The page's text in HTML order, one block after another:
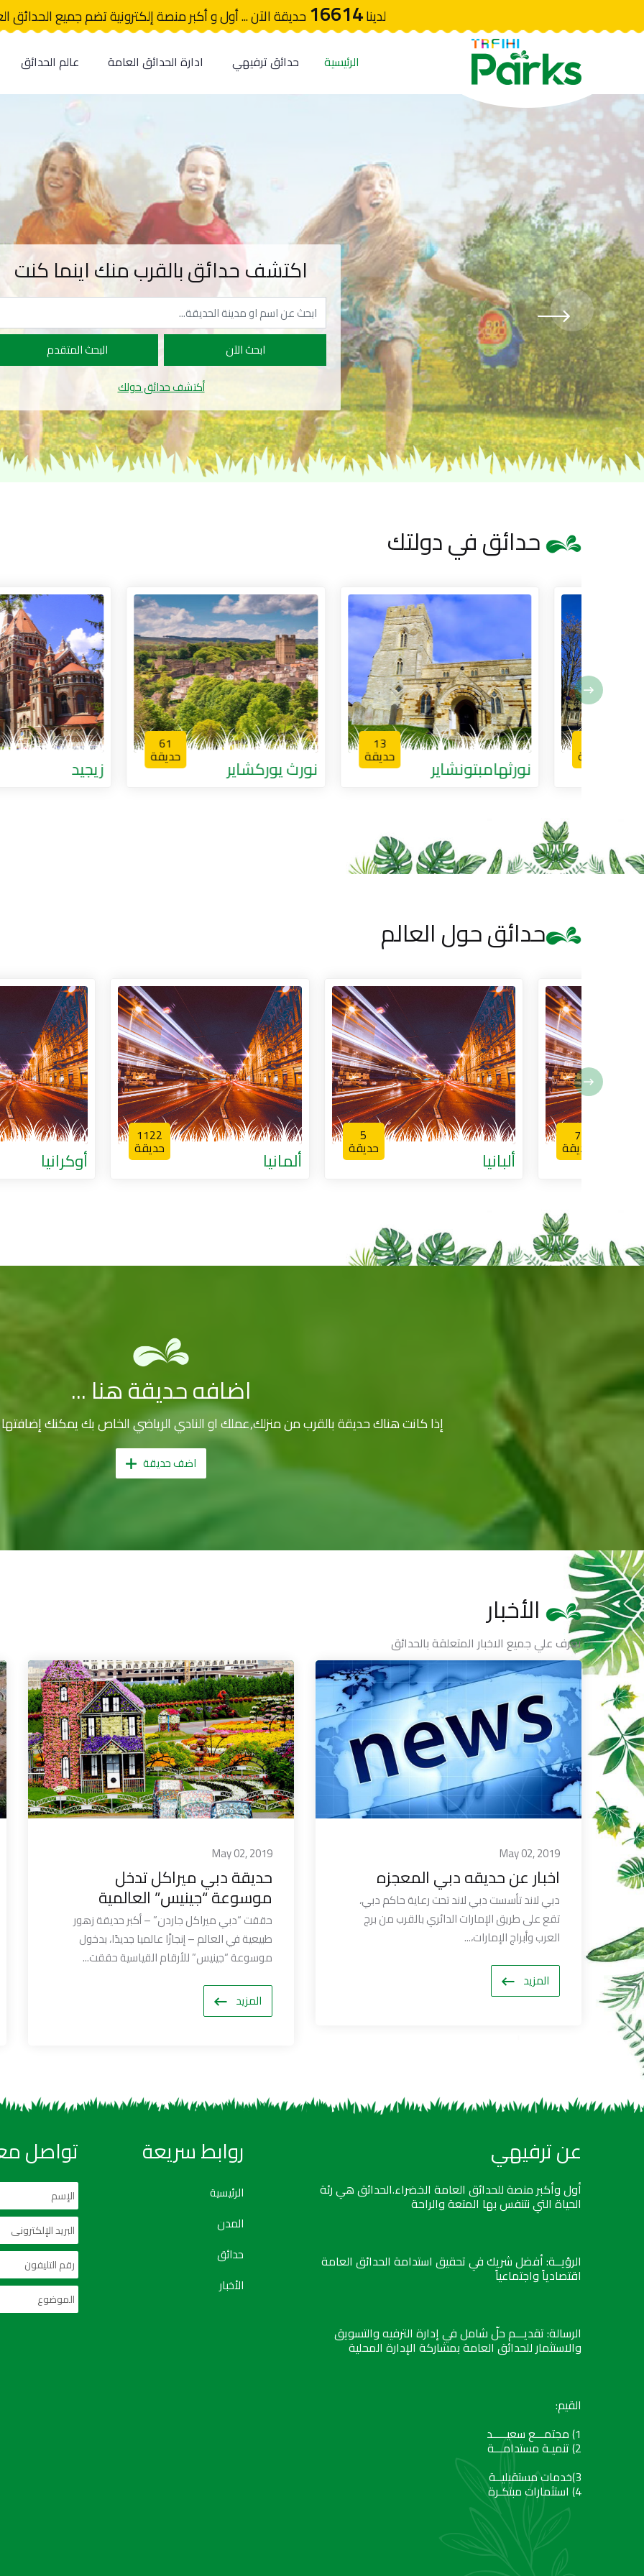
لدينا16614حديقة الآن ... أول و أكبر منصة إلكترونية تضم جميع الحدائق
الرئيسية حدائق ترفيهي ادارة الحدائق العامة عالم الحدائق
اكتشف حدائق بالقرب منك اينما كنت
ابحث الآن
البحث المتقدم
أكتشف حدائق حولك
حدائق في دولتك
نورثهامبتونشاير
13
حديقة نورث يوركشاير
61
حديقة زيجيد
حدائق حول العالم
ألبانيا
5
حديقة ألمانيا
1122
حديقة أوكرانيا
اضافه حديقة هنا ...
إذا كانت هناك حديقة بالقرب من منزلك,عملك او النادي الرياضي الخاص بك يمكنك
اضف حديقة
الأخبار
تعرف علي جميع الاخبار المتعلقة بالحدائق
May 02, 2019
اخبار عن حديقه دبي المعجزه
دبي لاند تأسست دبي لاند تحت رعاية حاكم دبي،
تقع على طريق الإمارات الدائري بالقرب من برج
العرب وأبراج الإمارات،...
المزيد
May 02, 2019
حديقة دبي ميراكل تدخل
موسوعة “جينيس” العالمية
حققت “دبي ميراكل جاردن” – أكبر حديقة زهور
طبيعية في العالم – إنجازًا عالميا جديدًا، بدخول
موسوعة “جينيس” للأرقام القياسية حققت...
المزيد
عن ترفيهي
أول وأكبر منصة للحدائق العامة الخضراء.الحدائق هي رئة
الحياة التي نتنفس بها المتعة والراحة
الرؤيــة: أفضل شريك في تحقيق استدامة الحدائق العامة
اقتصادياً واجتماعياً
الرسالة: تقديـــم حلّ شامل في إدارة الترفيه والتسويق
والاستثمار للحدائق العامة بمشاركة الإدارة المحلية
القيم:
1) مجتمـــع سعيـــــد
2) تنميـة مستدامـــة
3)خدمات مستقبليــة
4) استثمارات مبتكـرة
روابط سريعة
الرئيسية
المدن
حدائق
الأخبار
تواصل